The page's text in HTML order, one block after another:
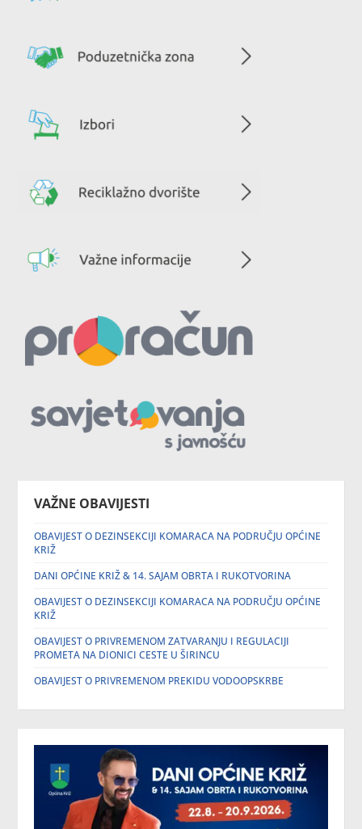
VAŽNE OBAVIJESTI
OBAVIJEST O DEZINSEKCIJI KOMARACA NA PODRUČJU OPĆINE
KRIŽ
DANI OPĆINE KRIŽ & 14. SAJAM OBRTA I RUKOTVORINA
OBAVIJEST O DEZINSEKCIJI KOMARACA NA PODRUČJU OPĆINE
KRIŽ
OBAVIJEST O PRIVREMENOM ZATVARANJU I REGULACIJI
PROMETA NA DIONICI CESTE U ŠIRINCU
OBAVIJEST O PRIVREMENOM PREKIDU VODOOPSKRBE